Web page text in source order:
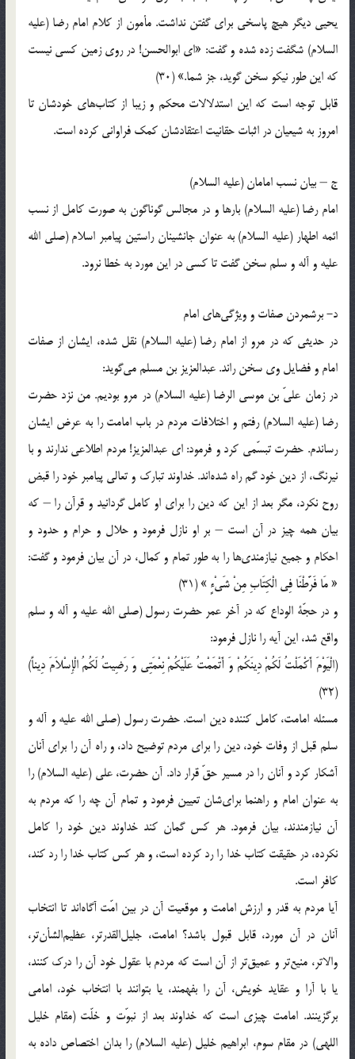
یحیی دیگر هیچ پاسخی برای گفتن نداشت. مأمون از کلام امام رضا (علیه
السلام) شگفت زده شده و گفت: «ای ابوالحسن! در روی زمین کسی نیست
که این طور نیکو سخن گوید، جز شما.» (30)
قابل توجه است که این استدلالات محکم و زیبا از کتاب‌های خودشان تا
امروز به شیعیان در اثبات حقانیت اعتقادشان کمک فراوانی کرده است.
ج – بیان نسب امامان (علیه السلام)
امام رضا (علیه السلام) بارها و در مجالس گوناگون به صورت کامل از نسب
ائمه اطهار (علیه السلام) به عنوان جانشینان راستین پیامبر اسلام (صلی الله
علیه و آله و سلم سخن گفت تا کسی در این مورد به خطا نرود.
د- برشمردن صفات و ویژگی‌های امام
در حدیثی که در مرو از امام رضا (علیه السلام) نقل شده، ایشان از صفات
امام و فضایل وی سخن راند. عبدالعزیز بن مسلم می‌گوید:
در زمان علیّ بن موسی الرضا (علیه السلام) در مرو بودیم. من نزد حضرت
رضا (علیه السلام) رفتم و اختلافات مردم در باب امامت را به عرض ایشان
رساندم. حضرت تبسّمی کرد و فرمود: ای عبدالعزیز! مردم اطلاعی ندارند و با
نیرنگ، از دین خود گم راه شده‌اند. خداوند تبارک و تعالی پیامبر خود را قبض
روح نکرد، مگر بعد از این که دین را برای او کامل گردانید و قرآن را – که
بیان همه چیز در آن است – بر او نازل فرمود و حلال و حرام و حدود و
احکام و جمیع نیازمندی‌ها را به طور تمام و کمال، در آن بیان فرمود و گفت:
« مَا فَرَّطْنَا فِی الْکِتَابِ مِنْ شَیْ‌ءٍ » (31)
و در حجّة الوداع که در آخر عمر حضرت رسول (صلی الله علیه و آله و سلم
واقع شد، این آیه را نازل فرمود:
(الْیَوْمَ أَکْمَلْتُ لَکُمْ دِینَکُمْ وَ أَتْمَمْتُ عَلَیْکُمْ نِعْمَتِی وَ رَضِیتُ لَکُمُ الْإِسْلاَمَ دِیناً)
(32)
مسئله امامت، کامل کننده دین است. حضرت رسول (صلی الله علیه و آله و
سلم قبل از وفات خود، دین را برای مردم توضیح داد، و راه آن را برای آنان
آشکار کرد و آنان را در مسیر حقّ قرار داد. آن حضرت، علی (علیه السلام) را
به عنوان امام و راهنما برای‌شان تعیین فرمود و تمام آن چه را که مردم به
آن نیازمندند، بیان فرمود. هر کس گمان کند خداوند دین خود را کامل
نکرده، در حقیقت کتاب خدا را رد کرده است، و هر کس کتاب خدا را رد کند،
کافر است.
آیا مردم به قدر و ارزش امامت و موقعیت آن در بین امّت آگاه‌اند تا انتخاب
آنان در آن مورد، قابل قبول باشد؟ امامت، جلیل‌القدرتر، عظیم‌الشأن‌تر،
والاتر، منیع‌تر و عمیق‌تر از آن است که مردم با عقول خود آن را درک کنند،
یا با آرا و عقاید خویش، آن را بفهمند، یا بتوانند با انتخاب خود، امامی
برگزینند. امامت چیزی است که خداوند بعد از نبوّت و خلّت (مقام خلیل
اللهی) در مقام سوم، ابراهیم خلیل (علیه السلام) را بدان اختصاص داده به